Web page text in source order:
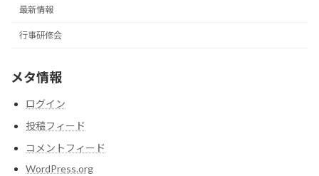
最新情報
行事研修会
メタ情報
ログイン
投稿フィード
コメントフィード
WordPress.org